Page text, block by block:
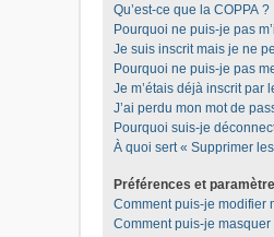
Qu’est-ce que la COPPA ?
Pourquoi ne puis-je pas
Je suis inscrit mais je ne
Pourquoi ne puis-je pas
Je m’étais déjà inscrit par
J’ai perdu mon mot de
Pourquoi suis-je
À quoi sert « Supprimer
Préférences et
Comment puis-je modifier
Comment puis-je